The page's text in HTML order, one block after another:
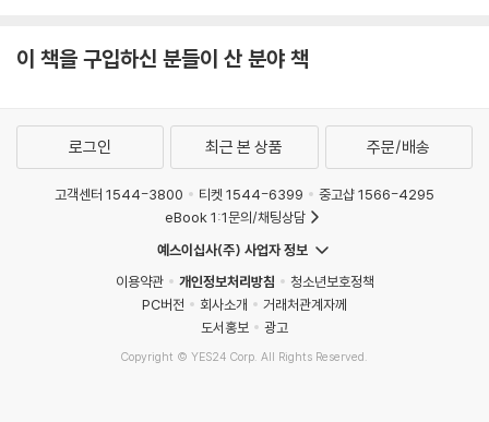
이 책을 구입하신 분들이 산 분야 책
로그인 최근 본 상품 주문/배송
고객센터 1544-3800 티켓 1544-6399
중고샵 1566-4295
eBook 1:1문의/채팅상담
예스이십사(주) 사업자 정보
이용약관
개인정보처리방침
청소년보호정책
PC버전
회사소개
거래처관계자께
도서홍보
광고
Copyright © YES24 Corp. All Rights Reserved.